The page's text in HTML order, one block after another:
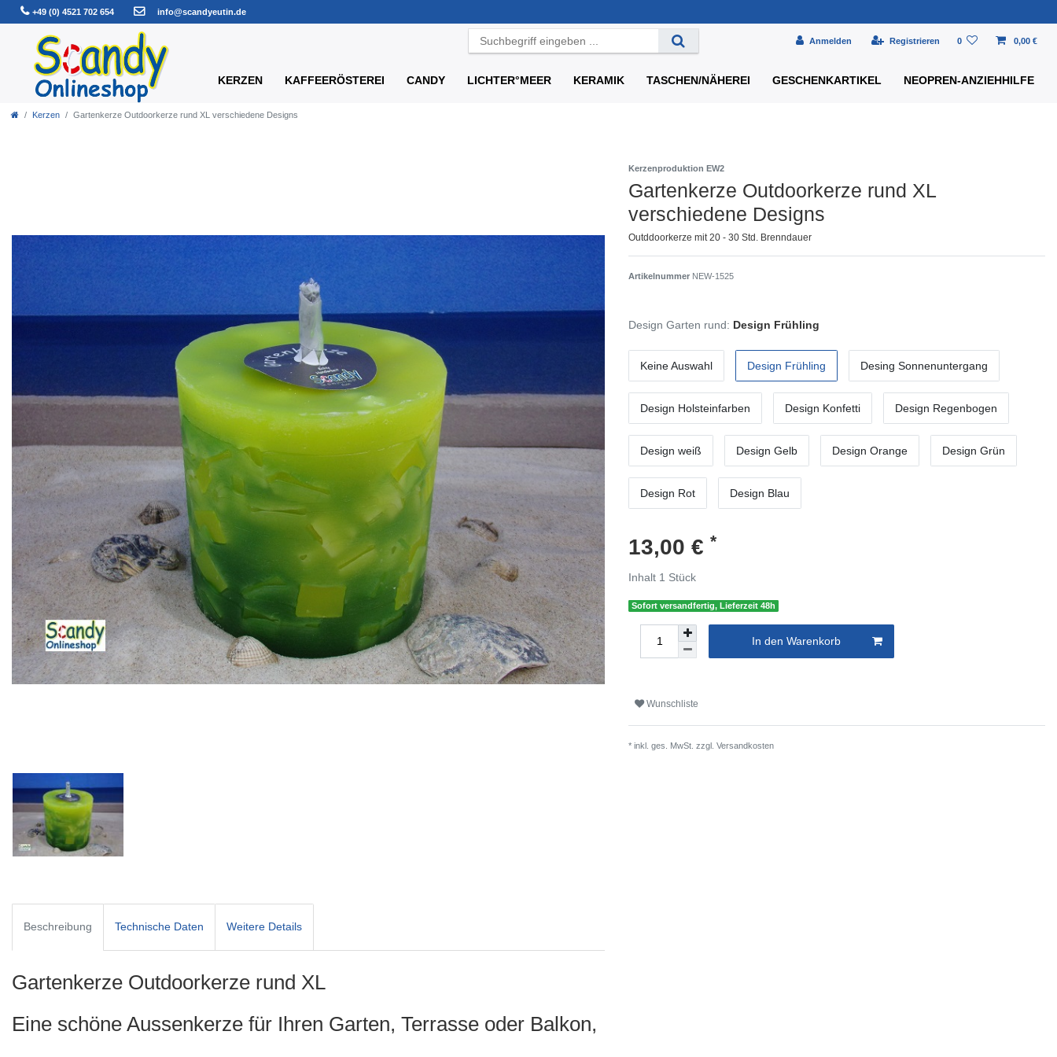
+49 (0) 4521 702 654 info@scandyeutin.de
Anmelden Registrieren 0 0,00 €
KERZEN KAFFEERÖSTEREI CANDY LICHTER°MEER KERAMIK TASCHEN/NÄHEREI GESCHENKARTIKEL NEOPREN-ANZIEHHILFE
Kerzen Gartenkerze Outdoorkerze rund XL verschiedene Designs
Kerzenproduktion EW2
Gartenkerze Outdoorkerze rund XL
verschiedene Designs
Outddoorkerze mit 20 - 30 Std. Brenndauer
Artikelnummer NEW-1525
Design Garten rund: Design Frühling
Keine Auswahl Design Frühling Desing Sonnenuntergang
Design Holsteinfarben Design Konfetti Design Regenbogen
Design weiß Design Gelb Design Orange Design Grün
Design Rot Design Blau
13,00 € *
Inhalt 1 Stück
Sofort versandfertig, Lieferzeit 48h
In den Warenkorb
Wunschliste
* inkl. ges. MwSt. zzgl. Versandkosten
Beschreibung Technische Daten Weitere Details
Gartenkerze Outdoorkerze rund XL
Eine schöne Aussenkerze für Ihren Garten, Terrasse oder Balkon,